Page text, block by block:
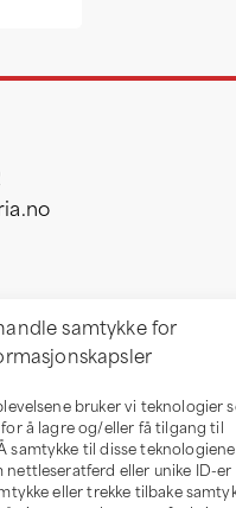
samtykke for
bruker vi teknologier
å lagre og/eller få tilgang til
samtykke til disse
nettleseratferd eller unike ID-
eller trekke tilbake
32 b